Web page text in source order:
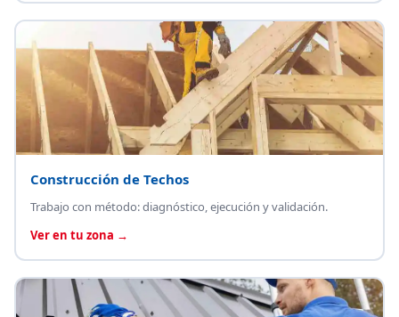
Construcción de Techos
Trabajo con método: diagnóstico, ejecución y validación.
Ver en tu zona →